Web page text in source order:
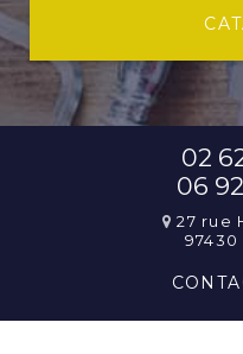
02
06
27 rue
97430